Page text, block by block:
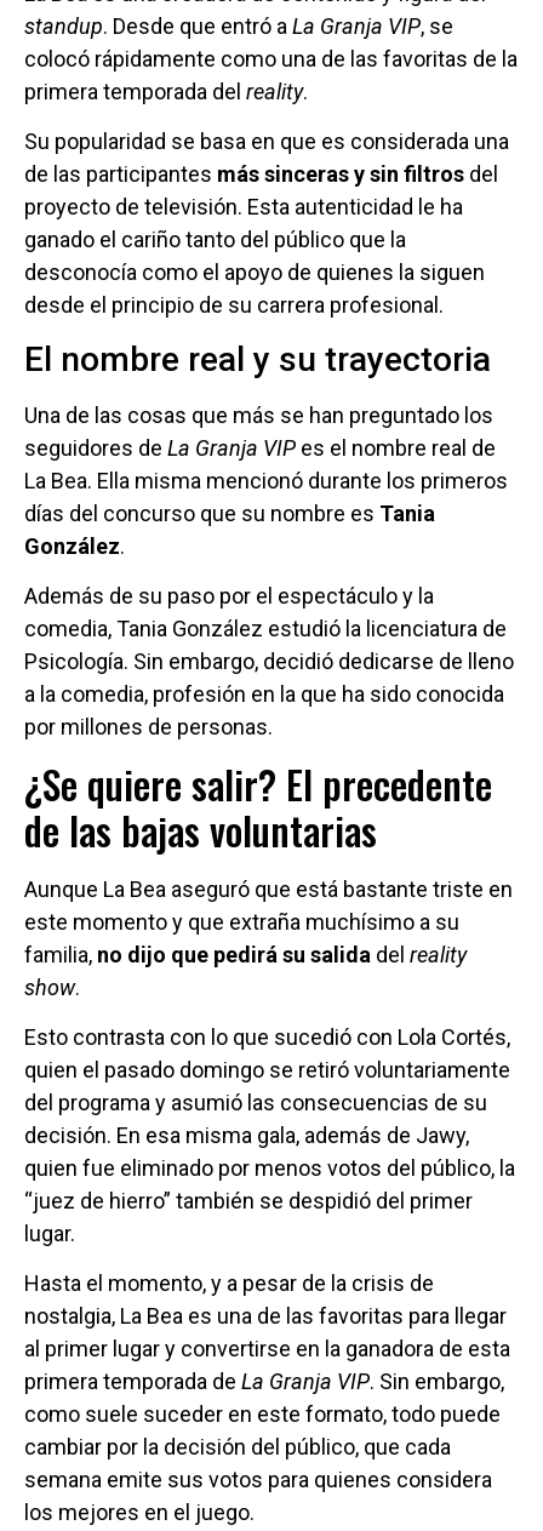
standup. Desde que entró a La Granja VIP, se
colocó rápidamente como una de las favoritas de la
primera temporada del reality.
Su popularidad se basa en que es considerada una
de las participantes más sinceras y sin filtros del
proyecto de televisión. Esta autenticidad le ha
ganado el cariño tanto del público que la
desconocía como el apoyo de quienes la siguen
desde el principio de su carrera profesional.
El nombre real y su trayectoria
Una de las cosas que más se han preguntado los
seguidores de La Granja VIP es el nombre real de
La Bea. Ella misma mencionó durante los primeros
días del concurso que su nombre es Tania
González.
Además de su paso por el espectáculo y la
comedia, Tania González estudió la licenciatura de
Psicología. Sin embargo, decidió dedicarse de lleno
a la comedia, profesión en la que ha sido conocida
por millones de personas.
¿Se quiere salir? El precedente
de las bajas voluntarias
Aunque La Bea aseguró que está bastante triste en
este momento y que extraña muchísimo a su
familia, no dijo que pedirá su salida del reality
show.
Esto contrasta con lo que sucedió con Lola Cortés,
quien el pasado domingo se retiró voluntariamente
del programa y asumió las consecuencias de su
decisión. En esa misma gala, además de Jawy,
quien fue eliminado por menos votos del público, la
“juez de hierro” también se despidió del primer
lugar.
Hasta el momento, y a pesar de la crisis de
nostalgia, La Bea es una de las favoritas para llegar
al primer lugar y convertirse en la ganadora de esta
primera temporada de La Granja VIP. Sin embargo,
como suele suceder en este formato, todo puede
cambiar por la decisión del público, que cada
semana emite sus votos para quienes considera
los mejores en el juego.